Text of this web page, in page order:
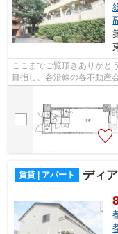
ここまでご覧頂きありがと
目指し、各沿線の各不動産
様へ提供しております！最
賃貸 | アパート ディ